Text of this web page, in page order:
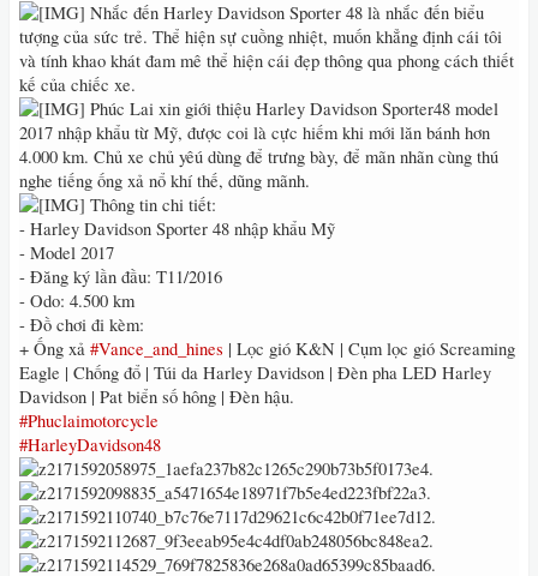
Nhắc đến Harley Davidson Sporter 48 là nhắc đến biểu
tượng của sức trẻ. Thể hiện sự cuồng nhiệt, muốn khẳng định cái tôi
và tính khao khát đam mê thể hiện cái đẹp thông qua phong cách thiết
kế của chiếc xe.
Phúc Lai xin giới thiệu Harley Davidson Sporter48 model
2017 nhập khẩu từ Mỹ, được coi là cực hiếm khi mới lăn bánh hơn
4.000 km. Chủ xe chủ yêú dùng để trưng bày, để mãn nhãn cùng thú
nghe tiếng ống xả nổ khí thế, dũng mãnh.
Thông tin chi tiết:
- Harley Davidson Sporter 48 nhập khẩu Mỹ
- Model 2017
- Đăng ký lần đầu: T11/2016
- Odo: 4.500 km
- Đồ chơi đi kèm:
+ Ống xả #Vance_and_hines | Lọc gió K&N | Cụm lọc gió Screaming
Eagle | Chống đổ | Túi da Harley Davidson | Đèn pha LED Harley
Davidson | Pat biển số hông | Đèn hậu.
#Phuclaimotorcycle
#HarleyDavidson48